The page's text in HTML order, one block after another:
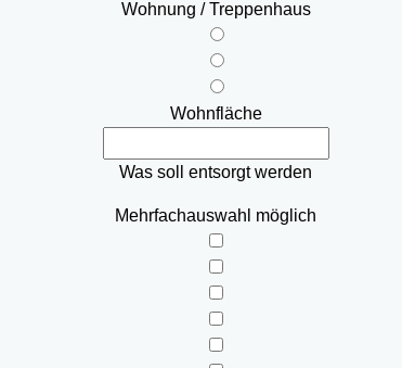
Wohnung / Treppenhaus
Wohnfläche
Was soll entsorgt werden
Mehrfachauswahl möglich